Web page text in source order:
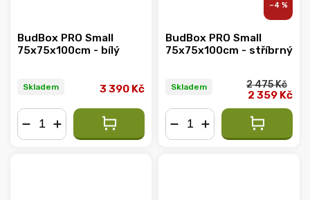
BudBox PRO Small
75x75x100cm - bílý
Skladem 3 390 Kč
–4 %
BudBox PRO Small
75x75x100cm - stříbrný
Skladem 2 475 Kč
2 359 Kč